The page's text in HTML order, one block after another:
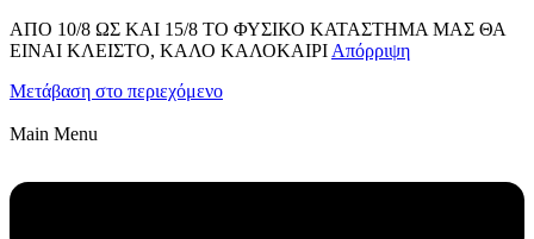
ΑΠΟ 10/8 ΩΣ KAI 15/8 ΤΟ ΦΥΣΙΚΟ ΚΑΤΑΣΤΗΜΑ ΜΑΣ ΘΑ
ΕΙΝΑΙ ΚΛΕΙΣΤΟ, ΚΑΛΟ ΚΑΛΟΚΑΙΡΙ Απόρριψη
Μετάβαση στο περιεχόμενο
Main Menu